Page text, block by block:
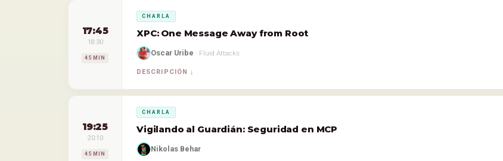
17:45
18:30
45 MIN
CHARLA
XPC: One Message Away from Root
Oscar Uribe · Fluid Attacks
DESCRIPCIÓN
19:25
20:10
45 MIN
CHARLA
Vigilando al Guardián: Seguridad en MCP
Nikolas Behar